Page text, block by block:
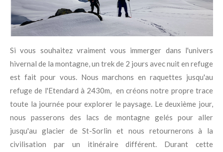
Si vous souhaitez vraiment vous immerger dans l'univers
hivernal de la montagne, un trek de 2 jours avec nuit en refuge
est fait pour vous. Nous marchons en raquettes jusqu'au
refuge de l'Etendard à 2430m, en créons notre propre trace
toute la journée pour explorer le paysage. Le deuxième jour,
nous passerons des lacs de montagne gelés pour aller
jusqu'au glacier de St-Sorlin et nous retournerons à la
civilisation par un itinéraire différent. Durant cette